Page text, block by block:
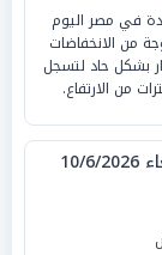
في مصر اليوم
11 يونيو 2026، موجة من الانخفاضات
بشكل حاد لتسجل
من الارتفاع.